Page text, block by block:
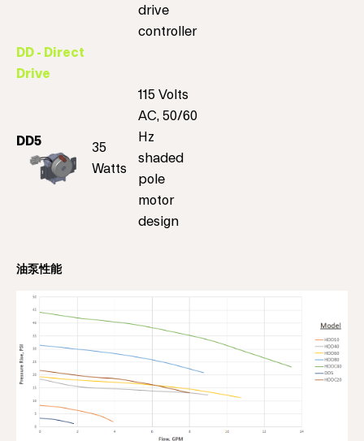
drive
controller
DD - Direct
Drive
DD5
35
Watts
115 Volts
AC, 50/60
Hz
shaded
pole
motor
design
油泵性能